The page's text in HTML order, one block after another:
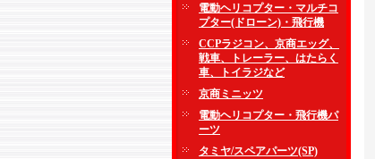
電動ヘリコプター・マルチコ
プター(ドローン)・飛行機
CCPラジコン、京商エッグ、
戦車、トレーラー、はたらく
車、トイラジなど
京商ミニッツ
電動ヘリコプター・飛行機パ
ーツ
タミヤ/スペアパーツ(SP)